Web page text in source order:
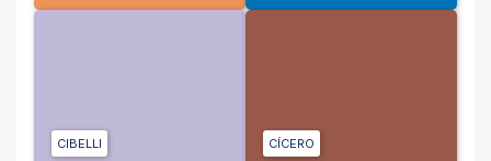
CIBELLI CÍCERO